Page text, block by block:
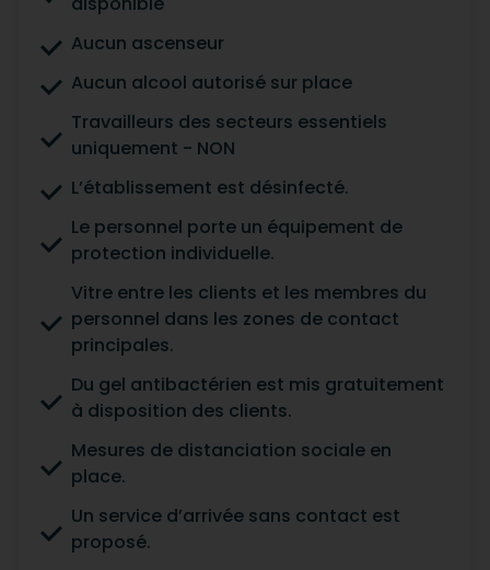
Aucun ascenseur
Aucun alcool autorisé sur place
Travailleurs des secteurs essentiels
uniquement - NON
L’établissement est désinfecté.
Le personnel porte un équipement de
protection individuelle.
Vitre entre les clients et les membres du
personnel dans les zones de contact
principales.
Du gel antibactérien est mis gratuitement
à disposition des clients.
Mesures de distanciation sociale en
place.
Un service d’arrivée sans contact est
proposé.